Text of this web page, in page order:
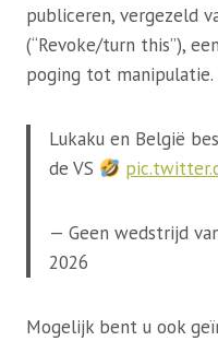
publiceren, vergezeld
(“Revoke/turn this”),
poging tot manipulatie.
Lukaku en België
de VS
— Geen wedstrijd
2026
Mogelijk bent u ook